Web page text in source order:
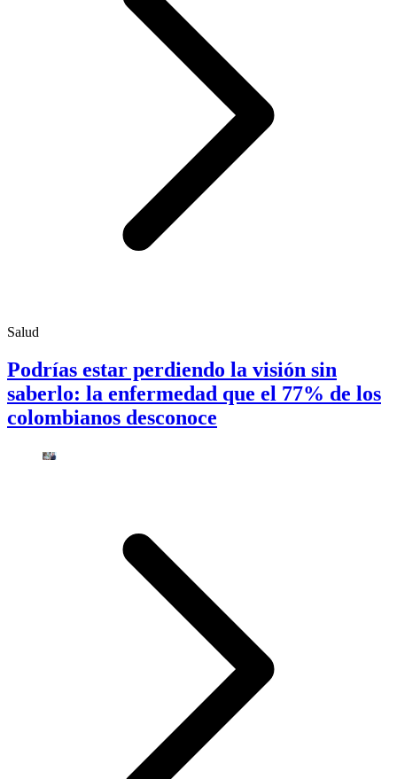
Salud
Podrías estar perdiendo la visión sin
saberlo: la enfermedad que el 77% de los
colombianos desconoce